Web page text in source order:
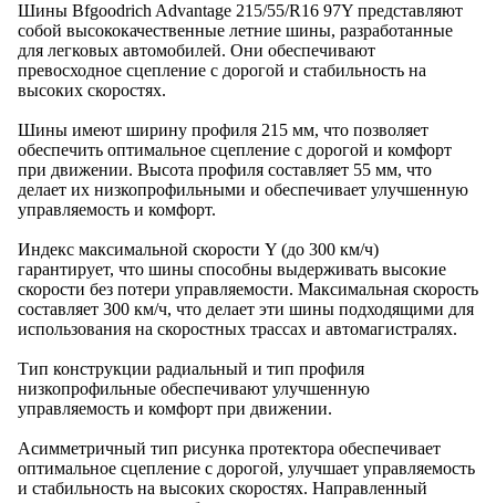
Шины Bfgoodrich Advantage 215/55/R16 97Y представляют
собой высококачественные летние шины, разработанные
для легковых автомобилей. Они обеспечивают
превосходное сцепление с дорогой и стабильность на
высоких скоростях.
Шины имеют ширину профиля 215 мм, что позволяет
обеспечить оптимальное сцепление с дорогой и комфорт
при движении. Высота профиля составляет 55 мм, что
делает их низкопрофильными и обеспечивает улучшенную
управляемость и комфорт.
Индекс максимальной скорости Y (до 300 км/ч)
гарантирует, что шины способны выдерживать высокие
скорости без потери управляемости. Максимальная скорость
составляет 300 км/ч, что делает эти шины подходящими для
использования на скоростных трассах и автомагистралях.
Тип конструкции радиальный и тип профиля
низкопрофильные обеспечивают улучшенную
управляемость и комфорт при движении.
Асимметричный тип рисунка протектора обеспечивает
оптимальное сцепление с дорогой, улучшает управляемость
и стабильность на высоких скоростях. Направленный